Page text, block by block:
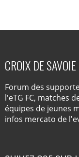
CROIX DE
Forum des
l'eTG FC, matches
équipes de jeunes
infos mercato de